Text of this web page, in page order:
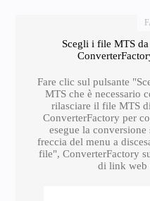
Scegli i file MTS
Fare clic sul pulsante
MTS che è necessario
rilasciare il file MTS
ConverterFactory per
esegue la
freccia del menu a
file", ConverterFactory
di link web